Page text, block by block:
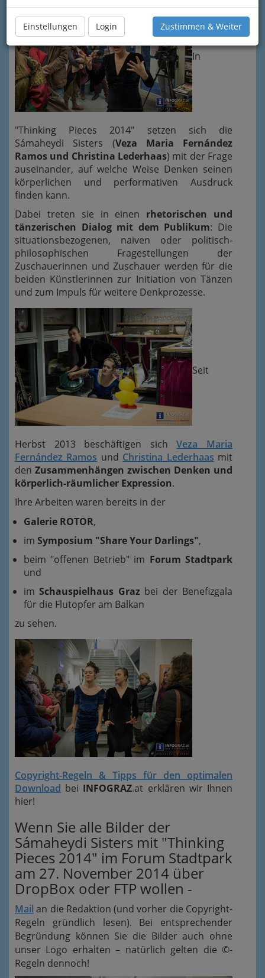
Einstellungen Login Zustimmen & Weiter
In
"Thinking Pieces 2014" setzen sich die
Sámaheydi Sisters (Veza Maria Fernández
Ramos und Christina Lederhaas) mit der Frage
auseinander, auf welche Weise Denken seinen
körperlichen und performativen Ausdruck
finden kann.
Dabei treten sie in einen rhetorischen und
tänzerischen Dialog mit dem Publikum: Die
situationsbezogenen, naiven oder politisch-
philosophischen Fragestellungen der
Zuschauerinnen und Zuschauer werden für die
beiden Künstlerinnen zur Initiation von Tänzen
und zum Impuls für weitere Denkprozesse.
Seit
Herbst 2013 beschäftigen sichVeza Maria
Fernández Ramos und Christina Lederhaas mit
den Zusammenhängen zwischen Denken und
körperlich-räumlicher Expression.
Ihre Arbeiten waren bereits in der
Galerie ROTOR,
im Symposium "Share Your Darlings",
beim "offenen Betrieb" im Forum Stadtpark
und
imSchauspielhaus Grazbei der Benefizgala
für die Flutopfer am Balkan
zu sehen.
Copyright-Regeln & Tipps für den optimalen
Download bei INFOGRAZ.at erklären wir Ihnen
hier!
Wenn Sie alle Bilder der
Sámaheydi Sisters mit "Thinking
Pieces 2014" im Forum Stadtpark
am 27. November 2014 über
DropBox oder FTP wollen -
Mail an die Redaktion (und vorher die Copyright-
Regeln gründlich lesen). Bei entsprechender
Begründung können Sie die Bilder auch ohne
unser Logo erhalten – natürlich gelten die ©-
Regeln dennoch!